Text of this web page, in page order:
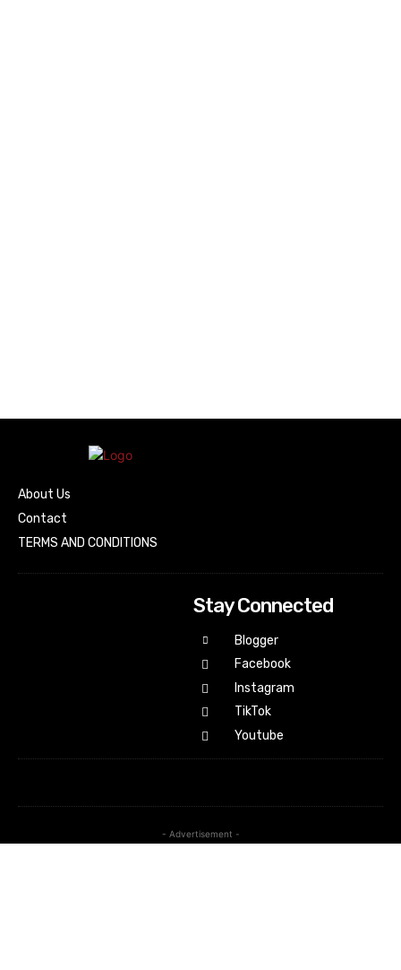
About Us
Contact
TERMS AND CONDITIONS
Stay Connected
Blogger
Facebook
Instagram
TikTok
Youtube
- Advertisement -